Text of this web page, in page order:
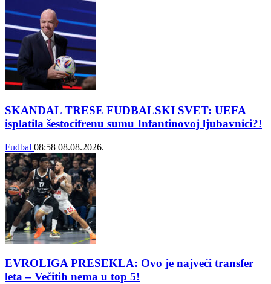
SKANDAL TRESE FUDBALSKI SVET: UEFA
isplatila šestocifrenu sumu Infantinovoj ljubavnici?!
Fudbal 08:58 08.08.2026.
EVROLIGA PRESEKLA: Ovo je najveći transfer
leta – Večitih nema u top 5!